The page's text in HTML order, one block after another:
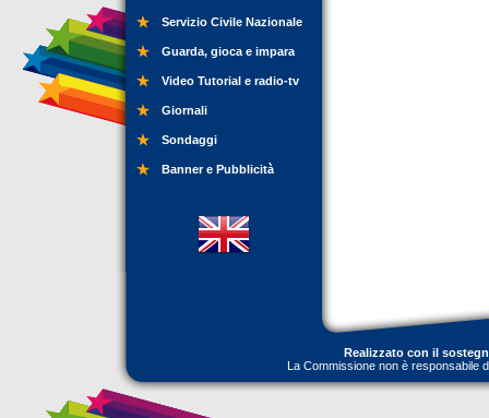
Servizio Civile Nazionale
Guarda, gioca e impara
Video Tutorial e radio-tv
Giornali
Sondaggi
Banner e Pubblicità
Realizzato con il
La Commissione non è responsabile